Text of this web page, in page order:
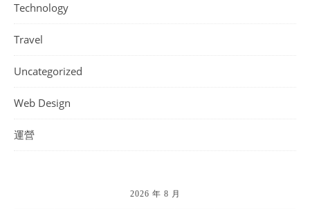
Technology
Travel
Uncategorized
Web Design
運營
2026 年 8 月